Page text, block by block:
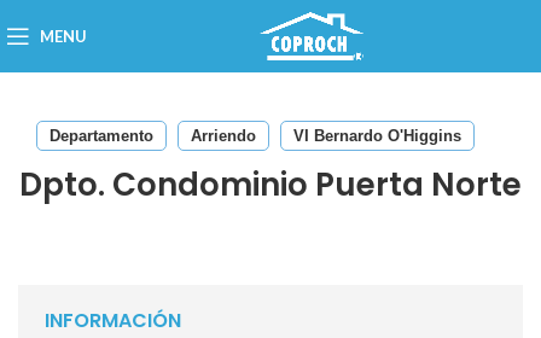
MENU
Departamento Arriendo VI Bernardo O'Higgins
Dpto. Condominio Puerta Norte
INFORMACIÓN